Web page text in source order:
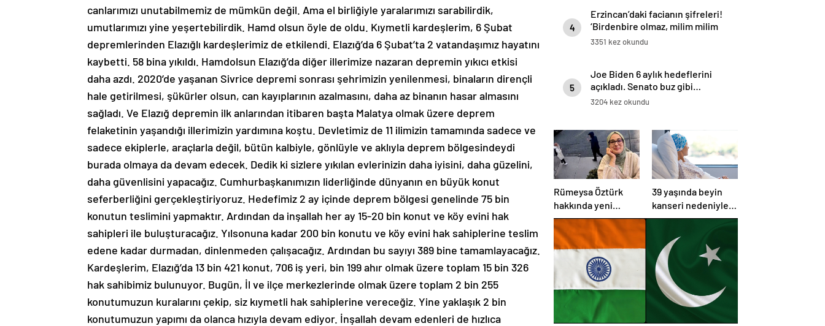
canlarımızı unutabilmemiz de mümkün değil. Ama el birliğiyle yaralarımızı sarabilirdik,
umutlarımızı yine yeşertebilirdik. Hamd olsun öyle de oldu. Kıymetli kardeşlerim, 6 Şubat
depremlerinden Elazığlı kardeşlerimiz de etkilendi. Elazığ’da 6 Şubat’ta 2 vatandaşımız hayatını
kaybetti. 58 bina yıkıldı. Hamdolsun Elazığ’da diğer illerimize nazaran depremin yıkıcı etkisi
daha azdı. 2020’de yaşanan Sivrice depremi sonrası şehrimizin yenilenmesi, binaların dirençli
hale getirilmesi, şükürler olsun, can kayıplarının azalmasını, daha az binanın hasar almasını
sağladı. Ve Elazığ depremin ilk anlarından itibaren başta Malatya olmak üzere deprem
felaketinin yaşandığı illerimizin yardımına koştu. Devletimiz de 11 ilimizin tamamında sadece ve
sadece ekiplerle, araçlarla değil, bütün kalbiyle, gönlüyle ve aklıyla deprem bölgesindeydi
burada olmaya da devam edecek. Dedik ki sizlere yıkılan evlerinizin daha iyisini, daha güzelini,
daha güvenlisini yapacağız. Cumhurbaşkanımızın liderliğinde dünyanın en büyük konut
seferberliğini gerçekleştiriyoruz. Hedefimiz 2 ay içinde deprem bölgesi genelinde 75 bin
konutun teslimini yapmaktır. Ardından da inşallah her ay 15-20 bin konut ve köy evini hak
sahipleri ile buluşturacağız. Yılsonuna kadar 200 bin konutu ve köy evini hak sahiplerine teslim
edene kadar durmadan, dinlenmeden çalışacağız. Ardından bu sayıyı 389 bine tamamlayacağız.
Kardeşlerim, Elazığ’da 13 bin 421 konut, 706 iş yeri, bin 199 ahır olmak üzere toplam 15 bin 326
hak sahibimiz bulunuyor. Bugün, İl ve ilçe merkezlerinde olmak üzere toplam 2 bin 255
konutumuzun kuralarını çekip, siz kıymetli hak sahiplerine vereceğiz. Yine yaklaşık 2 bin
konutumuzun yapımı da olanca hızıyla devam ediyor. İnşallah devam edenleri de hızlıca
4
Erzincan’daki facianın şifreleri!
‘Birdenbire olmaz, milim milim
kayar’
3351 kez okundu
5
Joe Biden 6 aylık hedeflerini
açıkladı. Senato buz gibi…
3204 kez okundu
Rümeysa Öztürk
hakkında yeni
gelişme:
Avukatları naklinin
geciktirilmemesini
39 yaşında beyin
kanseri nedeniyle
öldü: Görmezden
geldiği 2 işaret
vardı